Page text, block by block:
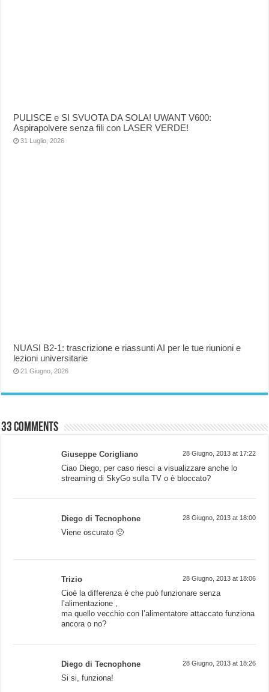
PULISCE e SI SVUOTA DA SOLA! UWANT V600:
Aspirapolvere senza fili con LASER VERDE!
31 Luglio, 2026
NUASI B2-1: trascrizione e riassunti AI per le tue riunioni e
lezioni universitarie
21 Giugno, 2026
33 comments
Giuseppe Corigliano 28 Giugno, 2013 at 17:22
Ciao Diego, per caso riesci a visualizzare anche lo
streaming di SkyGo sulla TV o è bloccato?
Diego di Tecnophone 28 Giugno, 2013 at 18:00
Viene oscurato 🙁
Trizio 28 Giugno, 2013 at 18:06
Cioè la differenza è che può funzionare senza
l’alimentazione ,
ma quello vecchio con l’alimentatore attaccato funziona
ancora o no?
Diego di Tecnophone 28 Giugno, 2013 at 18:26
Si si, funziona!